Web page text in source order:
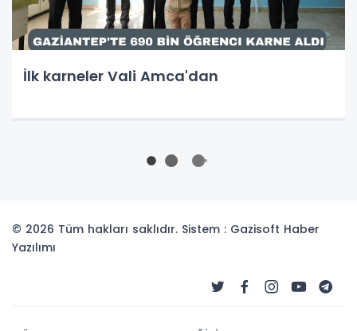
İlk karneler Vali Amca'dan
© 2026 Tüm hakları saklıdır. Sistem : Gazisoft Haber
Yazılımı